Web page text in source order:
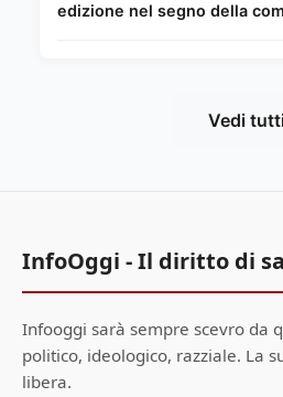
edizione nel segno della
Vedi
InfoOggi - Il diritto di
Infooggi sarà sempre scevro da
politico, ideologico, razziale. La
libera.